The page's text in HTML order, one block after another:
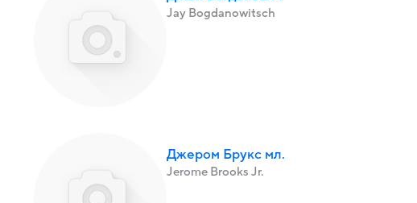
Jay Bogdanowitsch
Джером Брукс мл.
Jerome Brooks Jr.